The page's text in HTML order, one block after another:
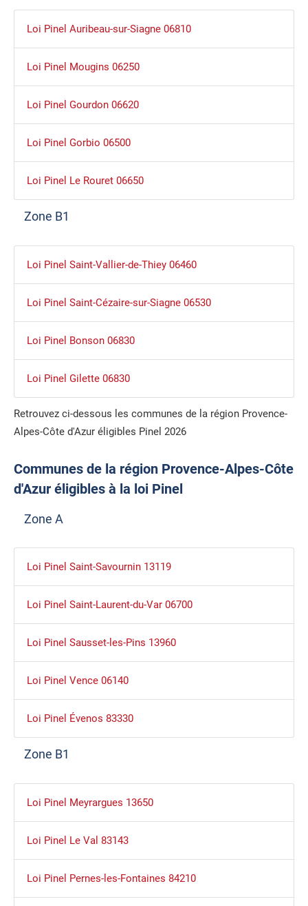
Loi Pinel Auribeau-sur-Siagne 06810
Loi Pinel Mougins 06250
Loi Pinel Gourdon 06620
Loi Pinel Gorbio 06500
Loi Pinel Le Rouret 06650
Zone B1
Loi Pinel Saint-Vallier-de-Thiey 06460
Loi Pinel Saint-Cézaire-sur-Siagne 06530
Loi Pinel Bonson 06830
Loi Pinel Gilette 06830
Retrouvez ci-dessous les communes de la région Provence-
Alpes-Côte d'Azur éligibles Pinel 2026
Communes de la région Provence-Alpes-Côte
d'Azur éligibles à la loi Pinel
Zone A
Loi Pinel Saint-Savournin 13119
Loi Pinel Saint-Laurent-du-Var 06700
Loi Pinel Sausset-les-Pins 13960
Loi Pinel Vence 06140
Loi Pinel Évenos 83330
Zone B1
Loi Pinel Meyrargues 13650
Loi Pinel Le Val 83143
Loi Pinel Pernes-les-Fontaines 84210